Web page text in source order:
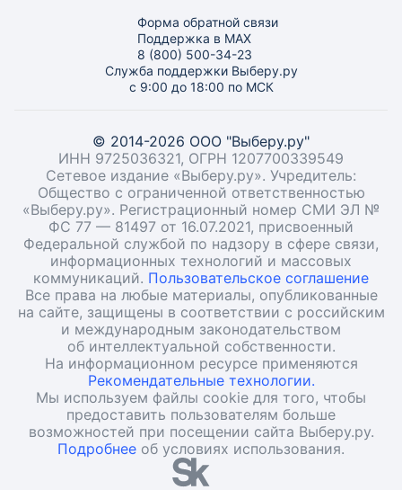
Форма обратной связи
Поддержка в MAX
8 (800) 500-34-23
Служба поддержки Выберу.ру
с 9:00 до 18:00 по МСК
© 2014-2026 ООО "Выберу.ру"
ИНН 9725036321, ОГРН 1207700339549
Сетевое издание «Выберу.ру». Учредитель:
Общество с ограниченной ответственностью
«Выберу.ру». Регистрационный номер СМИ ЭЛ №
ФС 77 — 81497 от 16.07.2021, присвоенный
Федеральной службой по надзору в сфере связи,
информационных технологий и массовых
коммуникаций. Пользовательское соглашение
Все права на любые материалы, опубликованные
на сайте, защищены в соответствии с российским
и международным законодательством
об интеллектуальной собственности.
На информационном ресурсе применяются
Рекомендательные технологии.
Мы используем файлы cookie для того, чтобы
предоставить пользователям больше
возможностей при посещении сайта Выберу.ру.
Подробнее об условиях использования.